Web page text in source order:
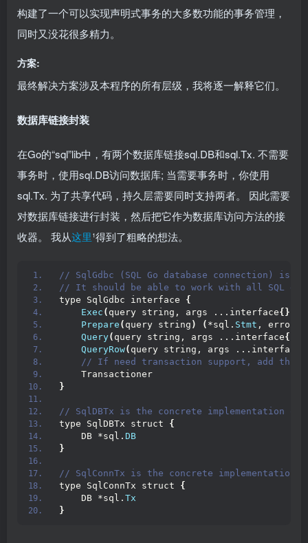
构建了一个可以实现声明式事务的大多数功能的事务管理，
同时又没花很多精力。
方案:
最终解决方案涉及本程序的所有层级，我将逐一解释它们。
数据库链接封装
在Go的“sql”lib中，有两个数据库链接sql.DB和sql.Tx. 不需要
事务时，使用sql.DB访问数据库; 当需要事务时，你使用
sql.Tx. 为了共享代码，持久层需要同时支持两者。 因此需要
对数据库链接进行封装，然后把它作为数据库访问方法的接
收器。 我从这里¹得到了粗略的想法。
// SqlGdbc (SQL Go database connection) is
// It should be able to work with all SQL
type SqlGdbc interface {
Exec ( query string, args ...interface{})
Prepare ( query string ) ( *sql. Stmt , error
Query( query string, args ...interface{})
QueryRow( query string, args ...interface
// If need transaction support, add this
    Transactioner
}
// SqlDBTx is the concrete implementation of
type SqlDBTx struct {
    DB *sql.
DB
}
// SqlConnTx is the concrete implementation
type SqlConnTx struct {
    DB *sql.
Tx
}